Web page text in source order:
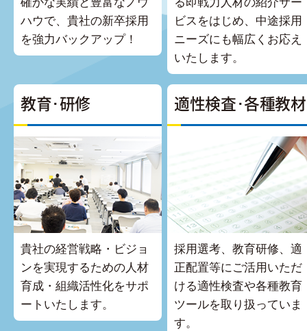
ハウで、貴社の新卒採用
を強力バックアップ！
ビスをはじめ、中途採用
ニーズにも幅広くお応え
いたします。
教育･研修
貴社の経営戦略・ビジョ
ンを実現するための人材
育成・組織活性化をサポ
ートいたします。
適性検査･各種教材
採用選考、教育研修、適
正配置等にご活用いただ
ける適性検査や各種教育
ツールを取り扱っていま
す。